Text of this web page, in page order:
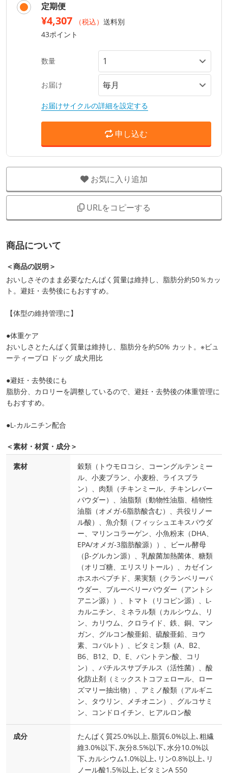
定期便
¥4,307 （税込） 送料別
43ポイント
数量
お届け
お届けサイクルの詳細を設定する
申し込む
お気に入り追加
URLをコピーする
商品について
＜商品の説明＞
おいしさそのまま必要なたんぱく質量は維持し、脂肪分約50％カッ
ト。避妊・去勢後にもおすすめ。
【体型の維持管理に】
●体重ケア
おいしさとたんぱく質量は維持し、脂肪分を約50% カット。※ビュ
ーティープロ ドッグ 成犬用比
●避妊・去勢後にも
脂肪分、カロリーを調整しているので、避妊・去勢後の体重管理に
もおすすめ。
●L-カルニチン配合
＜素材・材質・成分＞
素材
穀類（トウモロコシ、コーングルテンミー
ル、小麦ブラン、小麦粉、ライスブラ
ン）、肉類（チキンミール、チキンレバー
パウダー）、油脂類（動物性油脂、植物性
油脂（オメガ-6脂肪酸含む）、共役リノー
ル酸）、魚介類（フィッシュエキスパウダ
ー、マリンコラーゲン、小魚粉末（DHA、
EPA/オメガ-3脂肪酸源））、ビール酵母
（β‐グルカン源）、乳酸菌加熱菌体、糖類
（オリゴ糖、エリスリトール）、カゼイン
ホスホペプチド、果実類（クランベリーパ
ウダー、ブルーベリーパウダー（アントシ
アニン源））、トマト（リコピン源）、L-
カルニチン、ミネラル類（カルシウム、リ
ン、カリウム、クロライド、鉄、銅、マン
ガン、グルコン酸亜鉛、硫酸亜鉛、ヨウ
素、コバルト）、ビタミン類（A、B2、
B6、B12、D、E、パントテン酸、コリ
ン）、バチルスサブチルス（活性菌）、酸
化防止剤（ミックストコフェロール、ロー
ズマリー抽出物）、アミノ酸類（アルギニ
ン、タウリン、メチオニン）、グルコサミ
ン、コンドロイチン、ヒアルロン酸
成分
たんぱく質25.0%以上､脂質6.0%以上､粗繊
維3.0%以下､灰分8.5%以下､水分10.0%以
下､カルシウム1.0%以上､リン0.8%以上､リ
ノール酸1.5%以上､ビタミンA 550